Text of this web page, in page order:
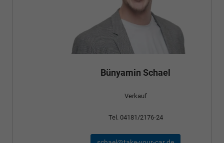
Bünyamin Schael
Tel. 04181/2176-24